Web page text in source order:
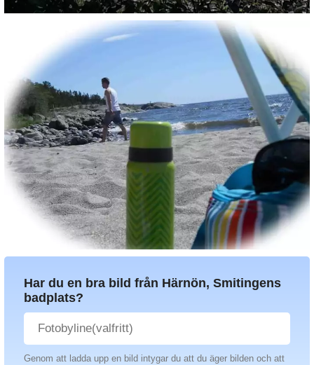
Har du en bra bild från Härnön, Smitingens
badplats?
Genom att ladda upp en bild intygar du att du äger bilden och att